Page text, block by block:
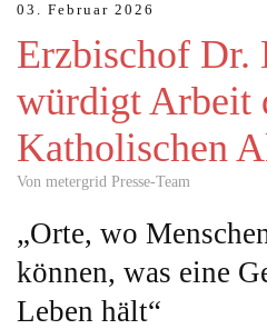
S-Bahn - Ein Ja ist ein Signal
Vertreterinnen und Vertreter aus
Zivilgesellschaft haben heute
den Bahnknoten…
JULI 04, 2026
Hochkarätige
Sommerzeit ist im
Renommierte Künstler:innen aus
03. Februar 2026
Erzbischof Dr.
würdigt Arbeit
Katholischen
Von metergrid Presse-Team
„Orte, wo
können, was eine
Leben hält“